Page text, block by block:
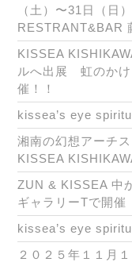
（土）〜31日（
RESTRANT&BAR
KISSEA
ルへ出展 虹のか
催！！
kissea’s eye
湘南の幻想アーチ
KISSEA
ZUN & KISSEA 中
ギャラリーTで開
kissea’s eye
２０２５年１１月